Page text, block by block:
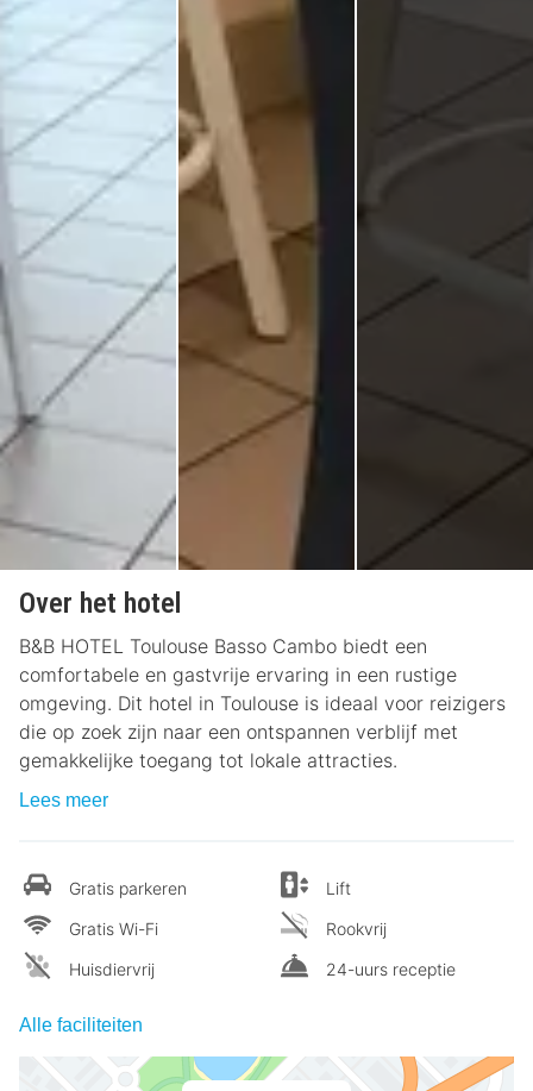
Over het hotel
B&B HOTEL Toulouse Basso Cambo biedt een
comfortabele en gastvrije ervaring in een rustige
omgeving. Dit hotel in Toulouse is ideaal voor reizigers
die op zoek zijn naar een ontspannen verblijf met
gemakkelijke toegang tot lokale attracties.
Lees meer
Gratis parkeren
Gratis Wi-Fi
Huisdiervrij
Lift
Rookvrij
24-uurs receptie
Alle faciliteiten